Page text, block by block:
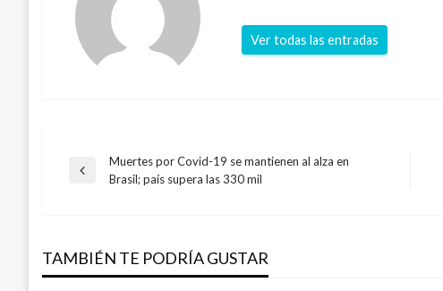
Ver todas las entradas
Navegación
entradas
Entrada
Muertes por Covid-19 se mantienen al alza en
Brasil; país supera las 330 mil
TAMBIÉN TE PODRÍA GUSTAR